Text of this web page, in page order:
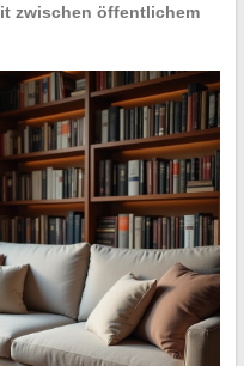
zwischen öffentlichem